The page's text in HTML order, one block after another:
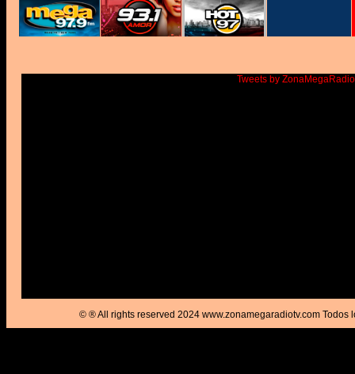
Tweets by
© ® All rights reserved 2024 www.zonamegaradiotv.com